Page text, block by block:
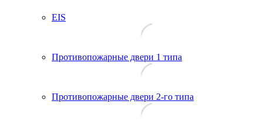
EIS
Противопожарные двери 1 типа
Противопожарные двери 2-го типа